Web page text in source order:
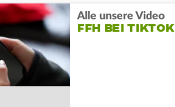
Alle unsere Video
FFH BEI TIKTOK